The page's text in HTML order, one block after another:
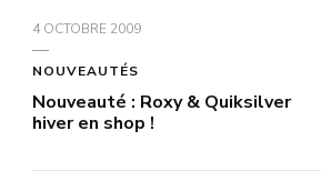
4 OCTOBRE 2009
NOUVEAUTÉS
Nouveauté : Roxy & Quiksilver
hiver en shop !